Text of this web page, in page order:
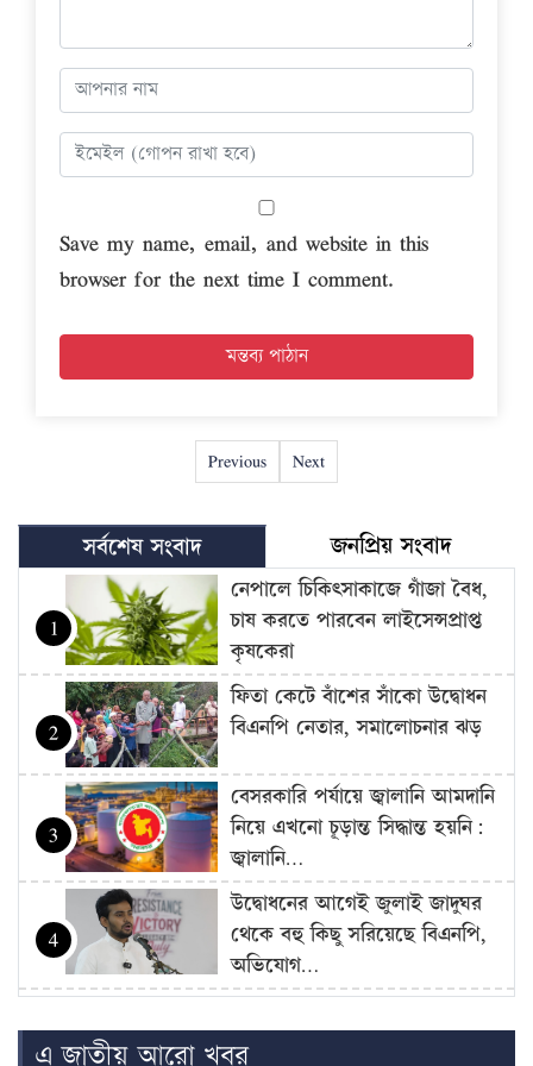
Save my name, email, and website in this
browser for the next time I comment.
Previous Next
সর্বশেষ সংবাদ জনপ্রিয় সংবাদ
1
নেপালে চিকিৎসাকাজে গাঁজা বৈধ,
চাষ করতে পারবেন লাইসেন্সপ্রাপ্ত
কৃষকেরা
2
ফিতা কেটে বাঁশের সাঁকো উদ্বোধন
বিএনপি নেতার, সমালোচনার ঝড়
3
বেসরকারি পর্যায়ে জ্বালানি আমদানি
নিয়ে এখনো চূড়ান্ত সিদ্ধান্ত হয়নি:
জ্বালানি…
4
উদ্বোধনের আগেই জুলাই জাদুঘর
থেকে বহু কিছু সরিয়েছে বিএনপি,
অভিযোগ…
5
বিশেষ ক্ষমতা আইন প্রয়োগ করা
এ জাতীয় আরো খবর